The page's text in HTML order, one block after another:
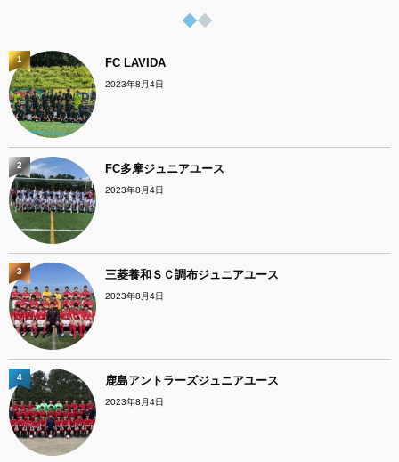
FC LAVIDA
2023年8月4日
1
FC多摩ジュニアユース
2023年8月4日
2
三菱養和ＳＣ調布ジュニアユース
2023年8月4日
3
鹿島アントラーズジュニアユース
2023年8月4日
4